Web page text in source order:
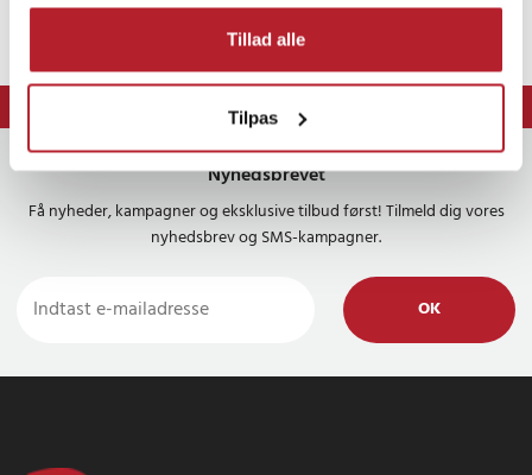
Tillad alle
Tilpas
⭐ 365 dages fortrydelsesret
Nyhedsbrevet
Få nyheder, kampagner og eksklusive tilbud først! Tilmeld dig vores
nyhedsbrev og SMS-kampagner.
OK